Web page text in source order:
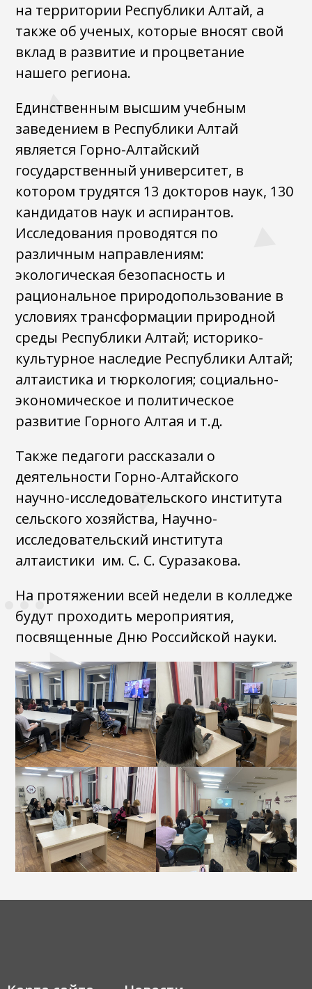
на территории Республики Алтай, а
также об ученых, которые вносят свой
вклад в развитие и процветание
нашего региона.
Единственным высшим учебным
заведением в Республики Алтай
является Горно-Алтайский
государственный университет, в
котором трудятся 13 докторов наук, 130
кандидатов наук и аспирантов.
Исследования проводятся по
различным направлениям:
экологическая безопасность и
рациональное природопользование в
условиях трансформации природной
среды Республики Алтай; историко-
культурное наследие Республики Алтай;
алтаистика и тюркология; социально-
экономическое и политическое
развитие Горного Алтая и т.д.
Также педагоги рассказали о
деятельности Горно-Алтайского
научно-исследовательского института
сельского хозяйства, Научно-
исследовательский института
алтаистики им. С. С. Суразакова.
На протяжении всей недели в колледже
будут проходить мероприятия,
посвященные Дню Российской науки.